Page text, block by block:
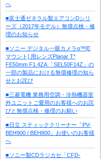
へ
■富士通ゼネラル製エアコンDシリ
ーズ（2017年モデル）無償点検・修
理のお知らせ
■ソニー デジタル一眼カメラα™[E
マウント] 用レンズPlanar T*
FE50mm F1.4ZA 「SEL50F14Z」の
一部の製品における無償修理の知ら
せとお詫び
■三菱電機 業務用空調・冷熱機器室
外ユニットご愛用のお客様へのお詫
びと無償点検・修理のお願い
■日立 スティッククリーナー「PV-
BEH900 / BEH800」お使いのお客様
へ
■ソニー製CDラジカセ「CFD-